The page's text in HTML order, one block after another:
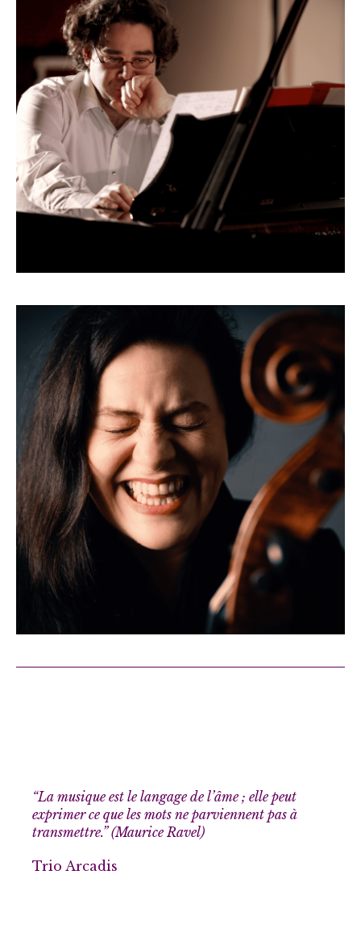
“La musique est le langage de l’âme ; elle peut
exprimer ce que les mots ne parviennent pas à
transmettre.” (Maurice Ravel)
Trio Arcadis